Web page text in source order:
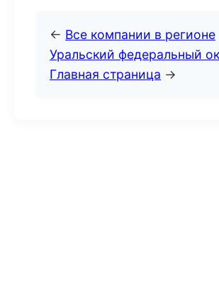
← Все компании в регионе
Уральский федеральный
Главная страница →